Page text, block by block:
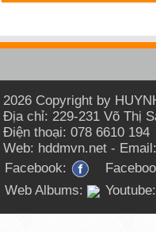
2026 Copyright by
Địa chỉ: 229-231 Võ Thị
Điện thoại: 078 6610 194
Web: hddmvn.net -
Facebook:
Web Albums:
Youtube: